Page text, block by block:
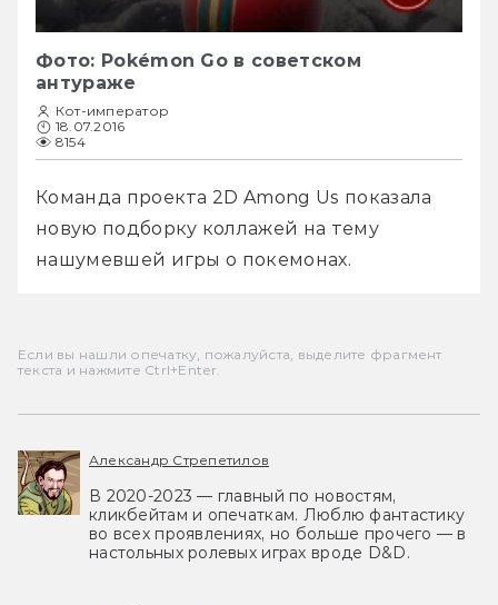
Фото: Pokémon Go в советском
антураже
Кот-император
18.07.2016
8154
Команда проекта 2D Among Us показала
новую подборку коллажей на тему
нашумевшей игры о покемонах.
Если вы нашли опечатку, пожалуйста, выделите фрагмент
текста и нажмите Ctrl+Enter.
Александр Стрепетилов
В 2020-2023 — главный по новостям,
кликбейтам и опечаткам. Люблю фантастику
во всех проявлениях, но больше прочего — в
настольных ролевых играх вроде D&D.